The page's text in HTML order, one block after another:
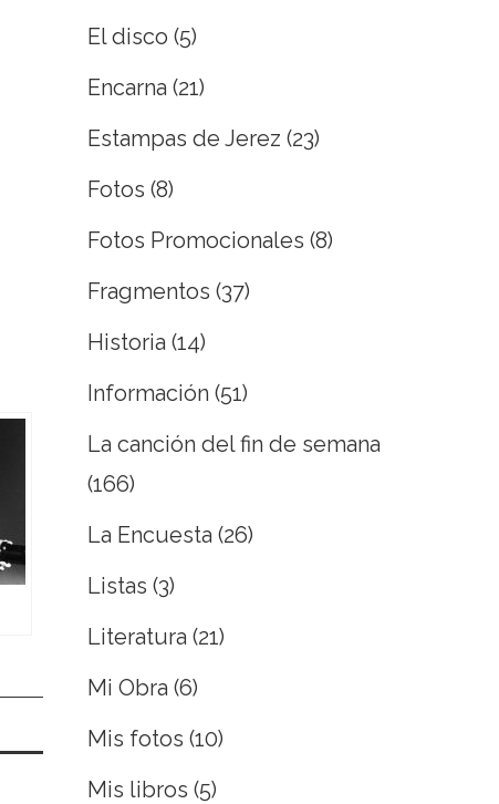
El disco (5)
Encarna (21)
Estampas de Jerez (23)
Fotos (8)
Fotos Promocionales (8)
Fragmentos (37)
Historia (14)
Información (51)
La canción del fin de semana
(166)
La Encuesta (26)
Listas (3)
Literatura (21)
Mi Obra (6)
Mis fotos (10)
Mis libros (5)